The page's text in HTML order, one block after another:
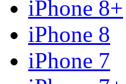
iPhone 8+
iPhone 8
iPhone 7